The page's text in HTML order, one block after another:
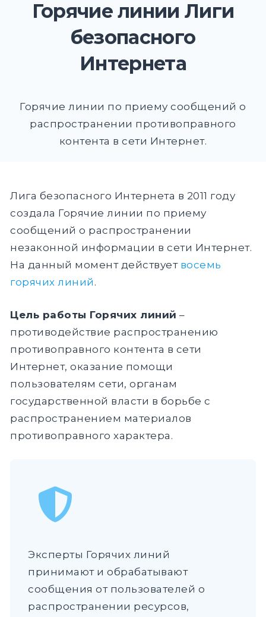
ПОИСК
Горячие линии Лиги
безопасного
Интернета
Горячие линии по приему сообщений о
распространении противоправного
контента в сети Интернет.
Лига безопасного Интернета в 2011 году
создала Горячие линии по приему
сообщений о распространении
незаконной информации в сети Интернет.
На данный момент действует восемь
горячих линий .
Цель работы Горячих линий –
противодействие распространению
противоправного контента в сети
Интернет, оказание помощи
пользователям сети, органам
государственной власти в борьбе с
распространением материалов
противоправного характера.
Эксперты Горячих линий
принимают и обрабатывают
сообщения от пользователей о
распространении ресурсов,